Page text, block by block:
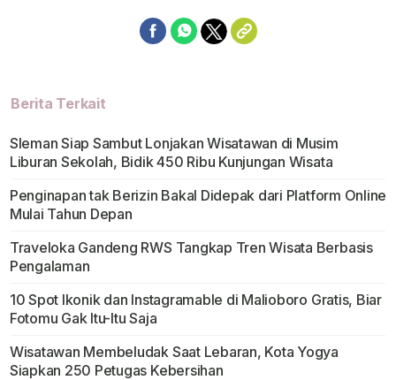
Berita Terkait
Sleman Siap Sambut Lonjakan Wisatawan di Musim
Liburan Sekolah, Bidik 450 Ribu Kunjungan Wisata
Penginapan tak Berizin Bakal Didepak dari Platform Online
Mulai Tahun Depan
Traveloka Gandeng RWS Tangkap Tren Wisata Berbasis
Pengalaman
10 Spot Ikonik dan Instagramable di Malioboro Gratis, Biar
Fotomu Gak Itu-Itu Saja
Wisatawan Membeludak Saat Lebaran, Kota Yogya
Siapkan 250 Petugas Kebersihan